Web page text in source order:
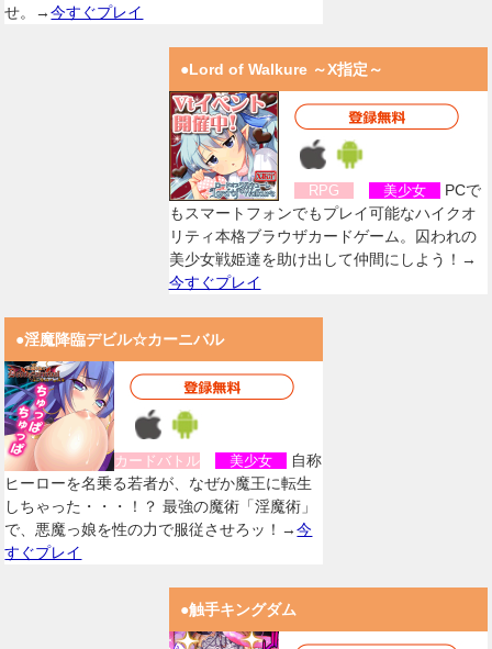
せ。→今すぐプレイ
●Lord of Walkure ～X指定～
RPG 美少女
PCで
もスマートフォンでもプレイ可能なハイクオ
リティ本格ブラウザカードゲーム。囚われの
美少女戦姫達を助け出して仲間にしよう！→
今すぐプレイ
●淫魔降臨デビル☆カーニバル
カードバトル 美少女
自称
ヒーローを名乗る若者が、なぜか魔王に転生
しちゃった・・・！？ 最強の魔術「淫魔術」
で、悪魔っ娘を性の力で服従させろッ！→今
すぐプレイ
●触手キングダム